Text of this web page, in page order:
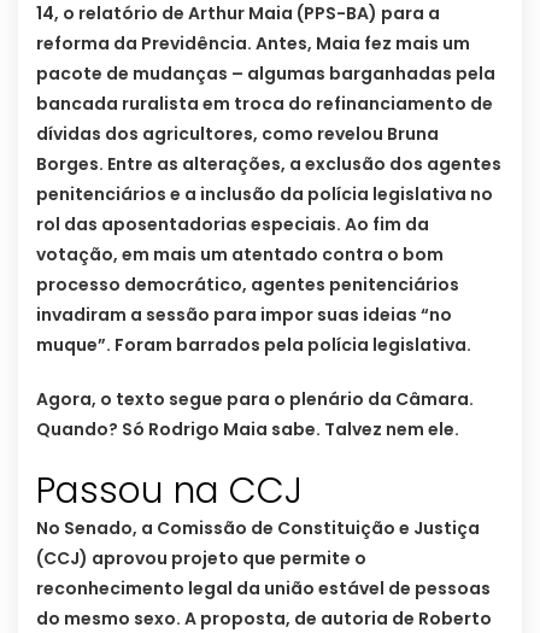
14, o relatório de Arthur Maia (PPS-BA) para a
reforma da Previdência. Antes, Maia fez mais um
pacote de mudanças – algumas barganhadas pela
bancada ruralista em troca do refinanciamento de
dívidas dos agricultores, como revelou Bruna
Borges. Entre as alterações, a exclusão dos agentes
penitenciários e a inclusão da polícia legislativa no
rol das aposentadorias especiais. Ao fim da
votação, em mais um atentado contra o bom
processo democrático, agentes penitenciários
invadiram a sessão para impor suas ideias “no
muque”. Foram barrados pela polícia legislativa.
Agora, o texto segue para o plenário da Câmara.
Quando? Só Rodrigo Maia sabe. Talvez nem ele.
Passou na CCJ
No Senado, a Comissão de Constituição e Justiça
(CCJ) aprovou projeto que permite o
reconhecimento legal da união estável de pessoas
do mesmo sexo. A proposta, de autoria de Roberto